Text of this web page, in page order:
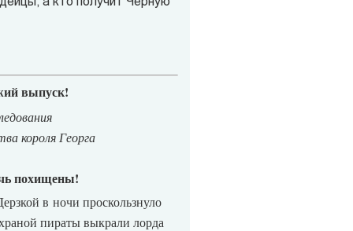
выпуск!
короля Георга
похищены!
в ночи проскользнуло
пираты выкрали лорда